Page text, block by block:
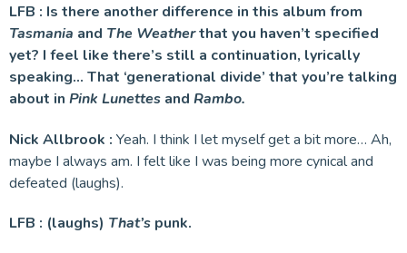
LFB : Is there another difference in this album from
Tasmania and The Weatherthat you haven’t specified
yet? I feel like there’s still a continuation, lyrically
speaking… That ‘generational divide’ that you’re talking
about in Pink Lunettes and Rambo.
Nick Allbrook : Yeah. I think I let myself get a bit more… Ah,
maybe I always am. I felt like I was being more cynical and
defeated (laughs).
LFB : (laughs) That’s punk.